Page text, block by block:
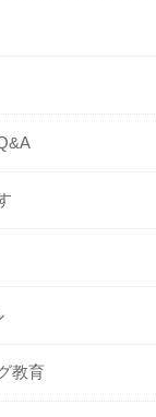
教育